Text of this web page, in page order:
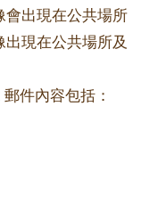
會出現在公共場所
現在公共場所及
郵件內容包括：